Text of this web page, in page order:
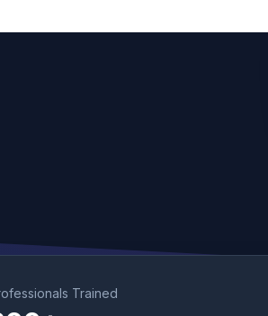
Trained